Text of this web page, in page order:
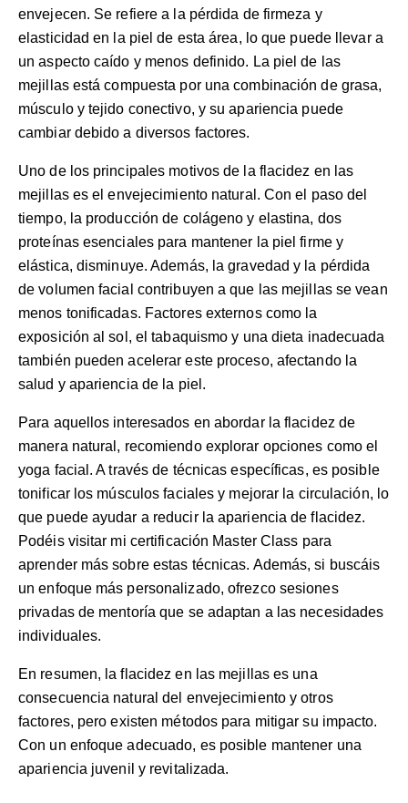
envejecen. Se refiere a la pérdida de firmeza y
elasticidad en la piel de esta área, lo que puede llevar a
un aspecto caído y menos definido. La piel de las
mejillas está compuesta por una combinación de grasa,
músculo y tejido conectivo, y su apariencia puede
cambiar debido a diversos factores.
Uno de los principales motivos de la flacidez en las
mejillas es el envejecimiento natural. Con el paso del
tiempo, la producción de colágeno y elastina, dos
proteínas esenciales para mantener la piel firme y
elástica, disminuye. Además, la gravedad y la pérdida
de volumen facial contribuyen a que las mejillas se vean
menos tonificadas. Factores externos como la
exposición al sol, el tabaquismo y una dieta inadecuada
también pueden acelerar este proceso, afectando la
salud y apariencia de la piel.
Para aquellos interesados en abordar la flacidez de
manera natural, recomiendo explorar opciones como el
yoga facial. A través de técnicas específicas, es posible
tonificar los músculos faciales y mejorar la circulación, lo
que puede ayudar a reducir la apariencia de flacidez.
Podéis visitar mi certificación Master Class para
aprender más sobre estas técnicas. Además, si buscáis
un enfoque más personalizado, ofrezco sesiones
privadas de mentoría que se adaptan a las necesidades
individuales.
En resumen, la flacidez en las mejillas es una
consecuencia natural del envejecimiento y otros
factores, pero existen métodos para mitigar su impacto.
Con un enfoque adecuado, es posible mantener una
apariencia juvenil y revitalizada.